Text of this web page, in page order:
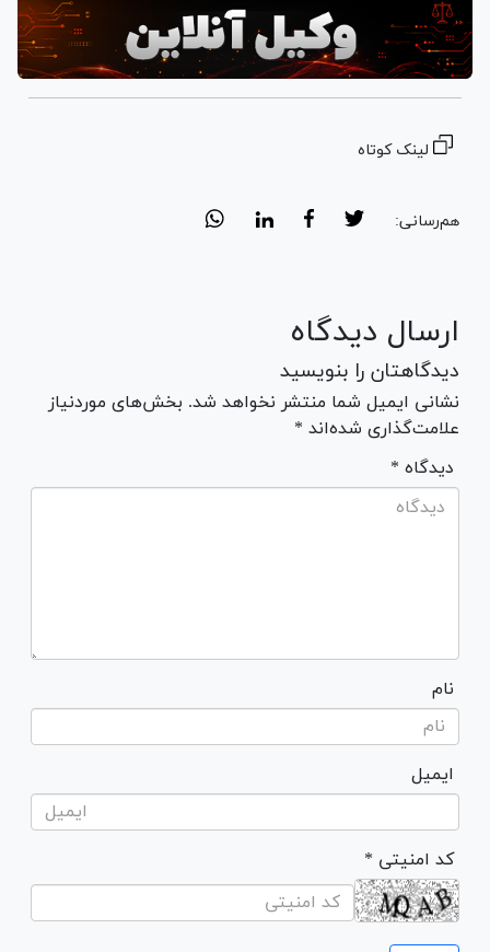
لینک کوتاه
هم‌رسانی:
ارسال دیدگاه
دیدگاهتان را بنویسید
نشانی ایمیل شما منتشر نخواهد شد. بخش‌های موردنیاز
علامت‌گذاری شده‌اند *
* دیدگاه
نام
ایمیل
* کد امنیتی